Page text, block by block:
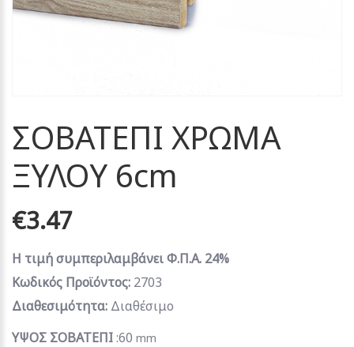
ΣΟΒΑΤΕΠΙ ΧΡΩΜΑ
ΞΥΛΟΥ 6cm
€3.47
Η τιμή συμπεριλαμβάνει Φ.Π.Α. 24%
Κωδικός Προϊόντος: 2703
Διαθεσιμότητα: Διαθέσιμο
ΥΨΟΣ ΣΟΒΑΤΕΠΙ:60 mm